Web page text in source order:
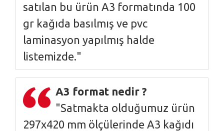
satılan bu ürün A3 formatında 100
gr kağıda basılmış ve pvc
laminasyon yapılmış halde
listemizde."
A3 format nedir ?
"Satmakta olduğumuz ürün
297x420 mm ölçülerinde A3 kağıdı